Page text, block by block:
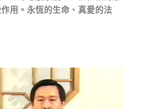
用。永恆的生命、真愛的法